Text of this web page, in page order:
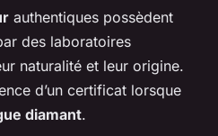
authentiques possèdent
des laboratoires
naturalité et leur origine.
d’un certificat lorsque
diamant.